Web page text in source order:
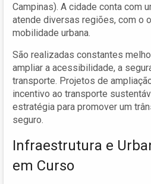
Campinas). A cidade conta com
atende diversas regiões, com o
mobilidade urbana.
São realizadas constantes
ampliar a acessibilidade, a
transporte. Projetos de
incentivo ao transporte
estratégia para promover um
seguro.
Infraestrutura e
em Curso